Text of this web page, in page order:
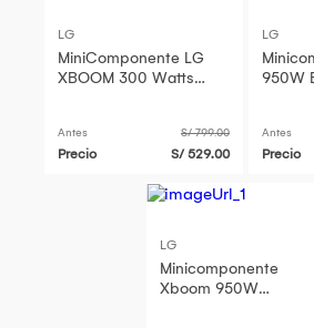
LG
MiniComponente LG
XBOOM 300 Watts
Modelo
Antes S/ 799.00
Precio S/ 529.00
LG
950W
Antes
Precio
LG
Minicomponente
Xboom 950W